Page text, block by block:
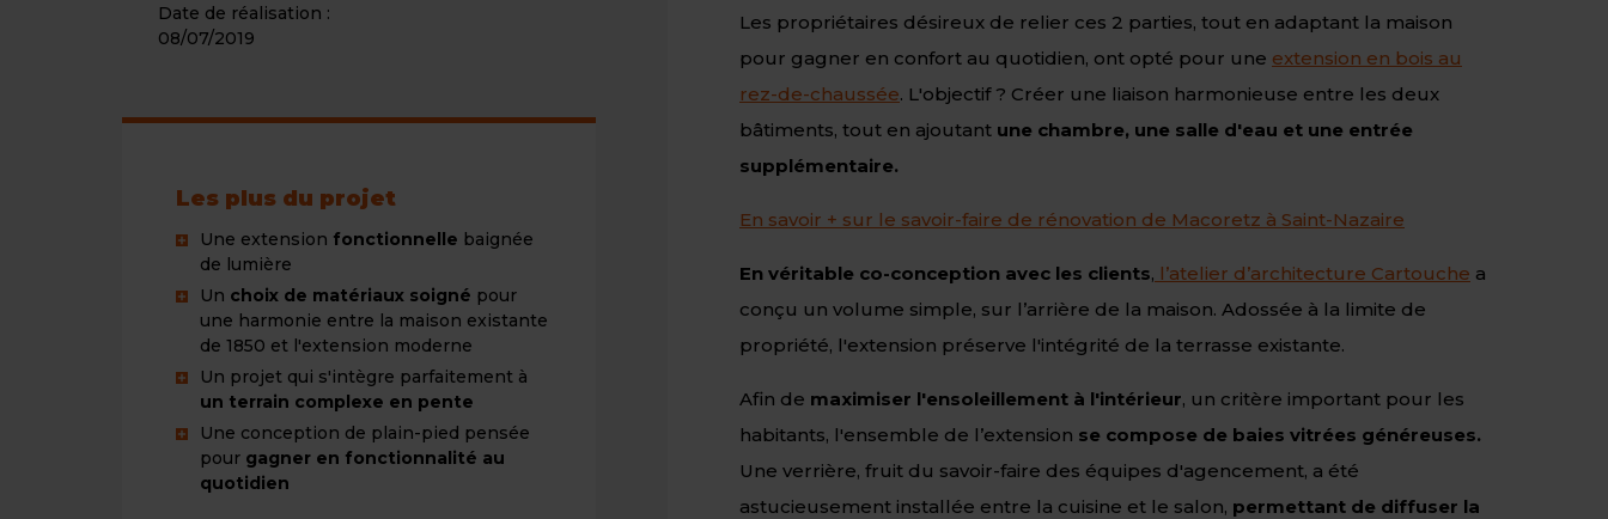
r
f
e
Date de réalisation :
08/07/2019
Les plus du projet
Une extension fonctionnelle baignée
de lumière
Un choix de matériaux soigné pour
une harmonie entre la maison existante
de 1850 et l'extension moderne
Un projet qui s'intègre parfaitement à
un terrain complexe en pente
Une conception de plain-pied pensée
pour gagner en fonctionnalité au
quotidien
Les propriétaires désireux de relier ces 2 parties, tout en adaptant la maison
pour gagner en confort au quotidien, ont opté pour une extension en bois au
rez-de-chaussée. L'objectif ? Créer une liaison harmonieuse entre les deux
bâtiments, tout en ajoutant une chambre, une salle d'eau et une entrée
supplémentaire.
En savoir + sur le savoir-faire de rénovation de Macoretz à Saint-Nazaire
En véritable co-conception avec les clients, l’atelier d’architecture Cartouche a
conçu un volume simple, sur l’arrière de la maison. Adossée à la limite de
propriété, l'extension préserve l'intégrité de la terrasse existante.
Afin de maximiser l'ensoleillement à l'intérieur, un critère important pour les
habitants, l'ensemble de l’extension se compose de baies vitrées généreuses.
Une verrière, fruit du savoir-faire des équipes d'agencement, a été
astucieusement installée entre la cuisine et le salon, permettant de diffuser la